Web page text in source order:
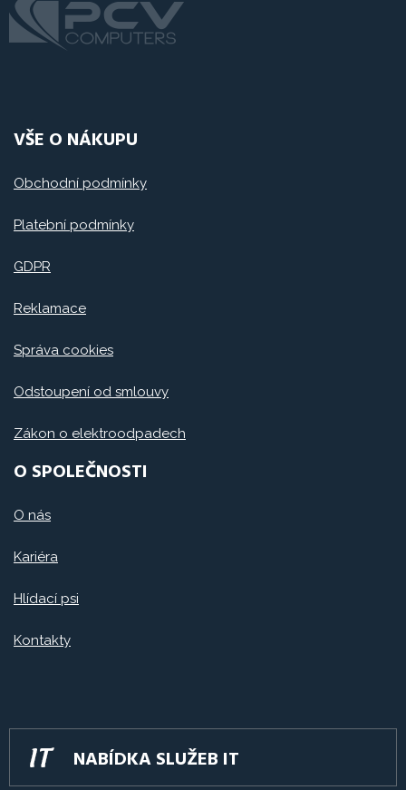
VŠE O NÁKUPU
Obchodní podmínky
Platební podmínky
GDPR
Reklamace
Správa cookies
Odstoupení od smlouvy
Zákon o elektroodpadech
O SPOLEČNOSTI
O nás
Kariéra
Hlídací psi
Kontakty
NABÍDKA SLUŽEB IT